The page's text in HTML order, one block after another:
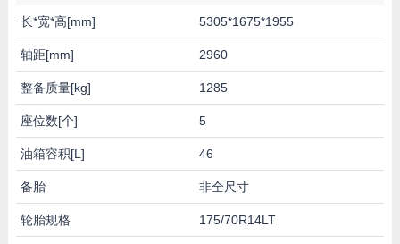
长*宽*高[mm] 5305*1675*1955
轴距[mm] 2960
整备质量[kg] 1285
座位数[个] 5
油箱容积[L] 46
备胎 非全尺寸
轮胎规格 175/70R14LT